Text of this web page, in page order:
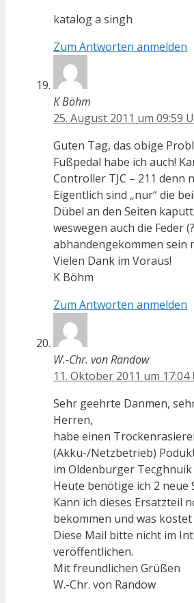
katalog a singh
Zum Antworten anmelden
K Böhm
25. August 2011 um 09:59
Guten Tag, das obige
Fußpedal habe ich auch!
Controller TJC – 211 denn
Eigentlich sind „nur“ die
Dübel an den Seiten
weswegen auch die Feder
abhandengekommen sein
Vielen Dank im Voraus!
K Böhm
Zum Antworten anmelden
W.-Chr. von Randow
11. Oktober 2011 um 17:04
Sehr geehrte Danmen,
Herren,
habe einen
(Akku-/Netzbetrieb)
im Oldenburger
Heute benötige ich 2 neue
Kann ich dieses Ersatzteil
bekommen und was kostet
Diese Mail bitte nicht im
veröffentlichen.
Mit freundlichen Grüßen
W.-Chr. von Randow